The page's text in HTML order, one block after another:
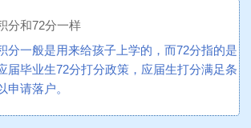
分和72分一样
分一般是用来给孩子上学的，而72分指的是
届毕业生72分打分政策，应届生打分满足条
申请落户。